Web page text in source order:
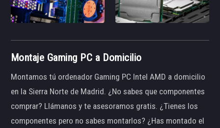
Montaje Gaming PC a Domicilio
Montamos tú ordenador Gaming PC Intel AMD a domicilio
en la Sierra Norte de Madrid. ¿No sabes que componentes
comprar? Llámanos y te asesoramos gratis. ¿Tienes los
componentes pero no sabes montarlos? ¿Has montado el